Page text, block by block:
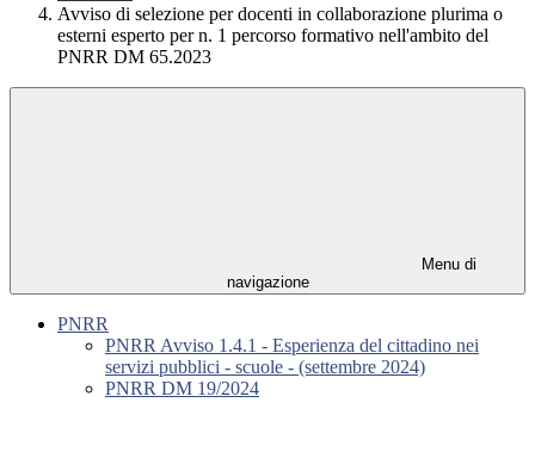
Avviso di selezione per docenti in collaborazione plurima o
esterni esperto per n. 1 percorso formativo nell'ambito del
PNRR DM 65.2023
Menu di
navigazione
PNRR
PNRR Avviso 1.4.1 - Esperienza del cittadino nei
servizi pubblici - scuole - (settembre 2024)
PNRR DM 19/2024